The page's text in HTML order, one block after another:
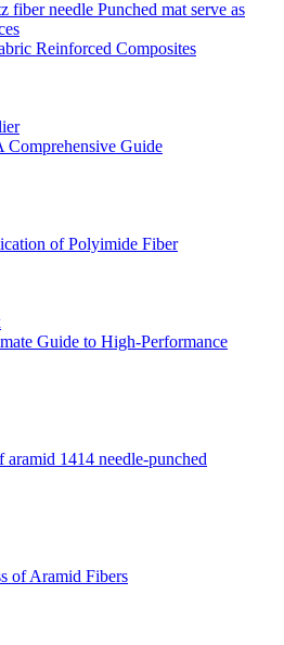
Reinforced Composites
Comprehensive Guide
of Polyimide Fiber
Guide to High-Performance
aramid 1414 needle-punched
of Aramid Fibers